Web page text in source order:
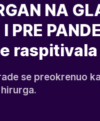
NA
PRE
raspitivala
se preokrenuo